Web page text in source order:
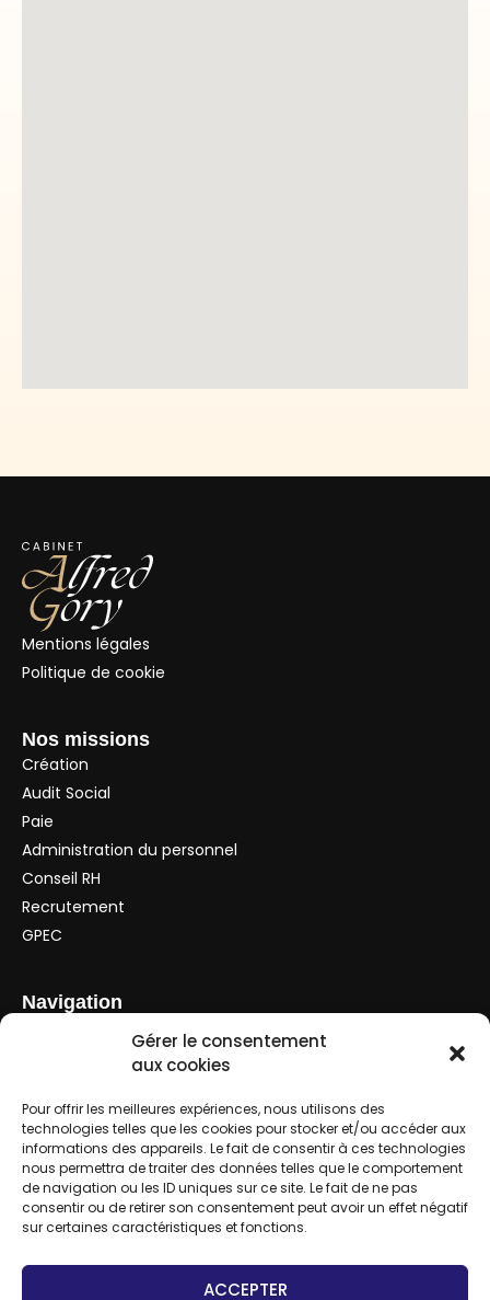
Gérer le consentement
aux cookies
Pour offrir les meilleures expériences, nous utilisons des
technologies telles que les cookies pour stocker et/ou accéder aux
informations des appareils. Le fait de consentir à ces technologies
nous permettra de traiter des données telles que le comportement
de navigation ou les ID uniques sur ce site. Le fait de ne pas
consentir ou de retirer son consentement peut avoir un effet négatif
sur certaines caractéristiques et fonctions.
ACCEPTER
Mentions légales
Politique de cookie
Nos missions
Création
Audit Social
Paie
Administration du personnel
Conseil RH
Recrutement
GPEC
Navigation
Simulateurs
Nous contacter
Contact
01 86 04 48 57
contact@alfred-gory.fr
10 RUE CONDORCET 95150 TAVERNY